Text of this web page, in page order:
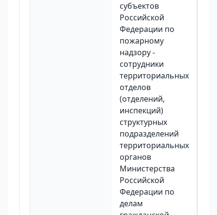
субъектов
Российской
Федерации по
пожарному
надзору -
сотрудники
территориальных
отделов
(отделений,
инспекций)
структурных
подразделений
территориальных
органов
Министерства
Российской
Федерации по
делам